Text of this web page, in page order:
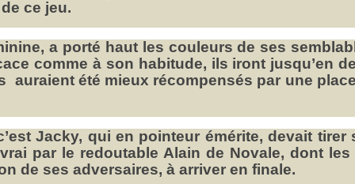
ce jeu.
a porté haut les couleurs de ses
comme à son habitude, ils iront jusqu’en
auraient été mieux récompensés par une
Jacky, qui en pointeur émérite, devait tirer
par le redoutable Alain de Novale, dont les
de ses adversaires, à arriver en finale.